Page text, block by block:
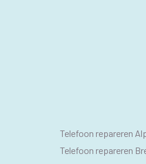
SEO
PAGINA'S
Telefoon repareren
Telefoon repareren